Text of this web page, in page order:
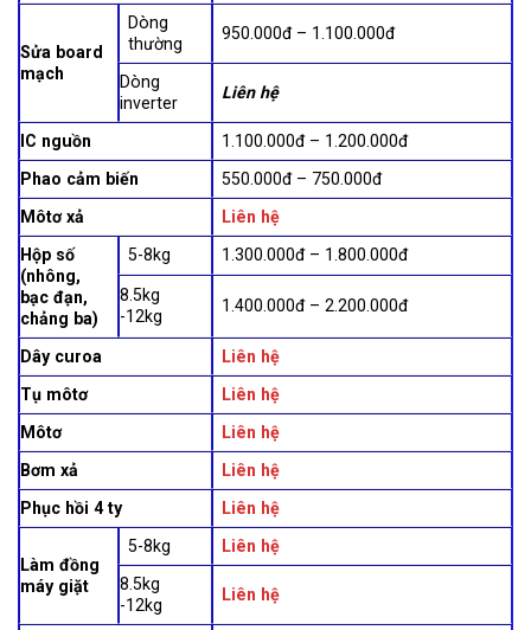
Sửa board
mạch
Dòng
thường
950.000đ – 1.100.000đ
Dòng
inverter
Liên hệ
IC nguồn
1.100.000đ – 1.200.000đ
Phao cảm biến
550.000đ – 750.000đ
Môtơ xả
Liên hệ
Hộp số
(nhông,
bạc đạn,
chảng ba)
5-8kg 1.300.000đ – 1.800.000đ
8.5kg
-12kg
1.400.000đ – 2.200.000đ
Dây curoa
Liên hệ
Tụ môtơ
Liên hệ
Môtơ
Liên hệ
Bơm xả
Liên hệ
Phục hồi 4 ty
Liên hệ
Làm đồng
máy giặt
5-8kg
Liên hệ
8.5kg
-12kg
Liên hệ